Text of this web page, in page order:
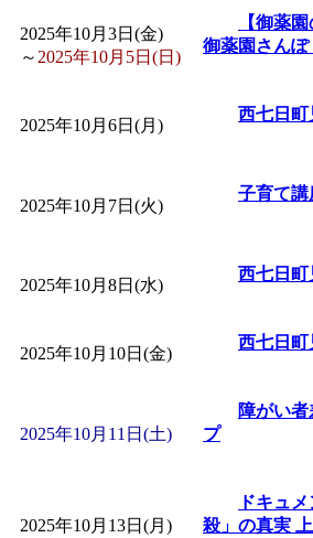
「子育て交
間：2026/
「赤ちゃん
付期間：
「赤ちゃん
付期間：
まだまだ
レクリエー
ットせよ！
2025年10月3日(金)
～ 2025年10月5日(日)
【御薬
御薬園さんぽ
2025年10月6日(月)
西七日町
2025年10月7日(火)
子育て講
2025年10月8日(水)
西七日町
2025年10月10日(金)
西七日町
2025年10月11日(土)
障がい
プ
2025年10月13日(月)
ドキュ
殺」の真実